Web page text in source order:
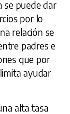
se puede dar
por lo
relación se
padres e
que por
ayudar
alta tasa